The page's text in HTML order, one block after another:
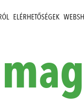
ELÉRHETŐSÉGEK